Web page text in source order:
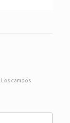
Los campos